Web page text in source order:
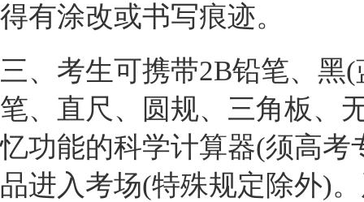
得有涂改或书写痕迹。
三、考生可携带2B铅笔、黑
笔、直尺、圆规、三角板、
忆功能的科学计算器(须高考
品进入考场(特殊规定除外)